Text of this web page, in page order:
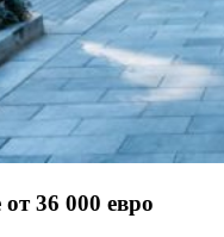
36 000 евро